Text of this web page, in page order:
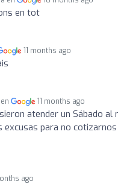
en tot
11 months ago
11 months ago
atender un Sábado
excusas para no
ago